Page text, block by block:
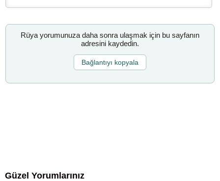
Rüya yorumunuza daha sonra ulaşmak için bu sayfanın
adresini kaydedin.
Bağlantıyı kopyala
Güzel Yorumlarınız